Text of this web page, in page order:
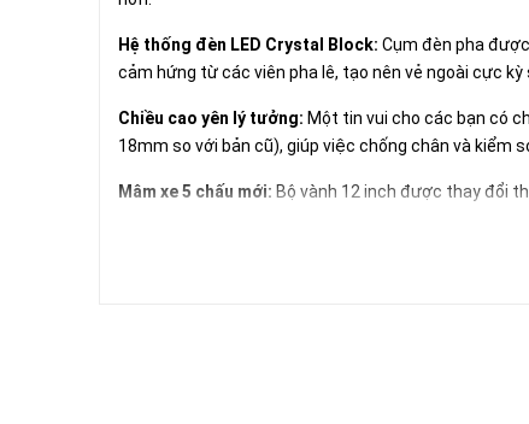
Hệ thống đèn LED Crystal Block: Cụm đèn pha
cảm hứng từ các viên pha lê, tạo nên vẻ ngoài cực
Chiều cao yên lý tưởng: Một tin vui cho các bạn có
18mm so với bản cũ), giúp việc chống chân và kiểm
Mâm xe 5 chấu mới: Bộ vành 12 inch được thay đổi
Honda không chỉ thay đổi diện mạo mà còn tập